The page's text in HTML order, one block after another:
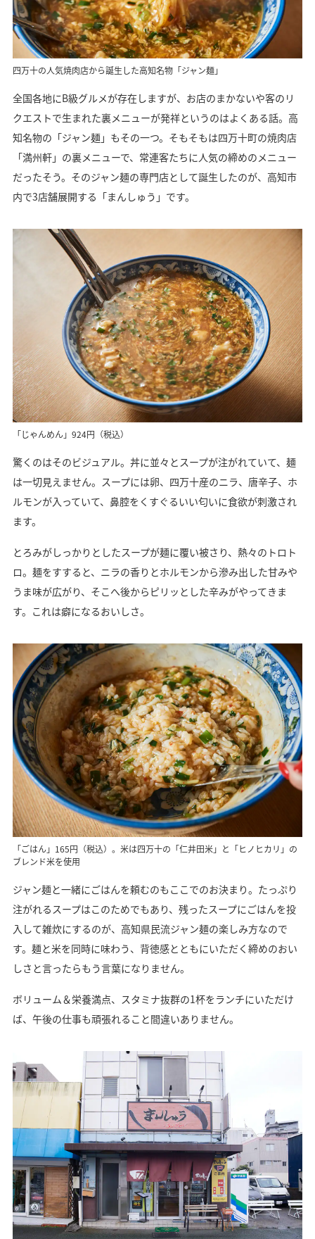
四万十の人気焼肉店から誕生した高知名物「ジャン麺」
全国各地にB級グルメが存在しますが、お店のまかないや客のリ
クエストで生まれた裏メニューが発祥というのはよくある話。高
知名物の「ジャン麺」もその一つ。そもそもは四万十町の焼肉店
「満州軒」の裏メニューで、常連客たちに人気の締めのメニュー
だったそう。そのジャン麺の専門店として誕生したのが、高知市
内で3店舗展開する「まんしゅう」です。
「じゃんめん」924円（税込）
驚くのはそのビジュアル。丼に並々とスープが注がれていて、麺
は一切見えません。スープには卵、四万十産のニラ、唐辛子、ホ
ルモンが入っていて、鼻腔をくすぐるいい匂いに食欲が刺激され
ます。
とろみがしっかりとしたスープが麺に覆い被さり、熱々のトロト
ロ。麺をすすると、ニラの香りとホルモンから滲み出した甘みや
うま味が広がり、そこへ後からピリッとした辛みがやってきま
す。これは癖になるおいしさ。
「ごはん」165円（税込）。米は四万十の「仁井田米」と「ヒノヒカリ」の
ブレンド米を使用
ジャン麺と一緒にごはんを頼むのもここでのお決まり。たっぷり
注がれるスープはこのためでもあり、残ったスープにごはんを投
入して雑炊にするのが、高知県民流ジャン麺の楽しみ方なので
す。麺と米を同時に味わう、背徳感とともにいただく締めのおい
しさと言ったらもう言葉になりません。
ボリューム＆栄養満点、スタミナ抜群の1杯をランチにいただけ
ば、午後の仕事も頑張れること間違いありません。